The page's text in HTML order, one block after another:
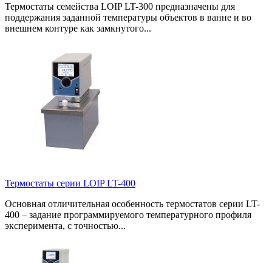
Термостаты семейства LOIP LT-300 предназначены для
поддержания заданной температуры объектов в ванне и во
внешнем контуре как замкнутого...
Термостаты серии LOIP LT-400
Основная отличительная особенность термостатов серии LT-
400 – задание программируемого температурного профиля
эксперимента, с точностью...